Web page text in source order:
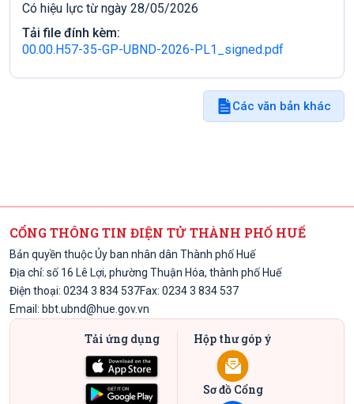
Có hiệu lực từ ngày 28/05/2026
Tải file đính kèm:
00.00.H57-35-GP-UBND-2026-PL1_signed.pdf
Các văn bản khác
CỔNG THÔNG TIN ĐIỆN TỬ THÀNH PHỐ HUẾ
Bản quyền thuộc Ủy ban nhân dân Thành phố Huế
Địa chỉ: số 16 Lê Lợi, phường Thuận Hóa, thành phố Huế
Điện thoại: 0234 3 834 537Fax: 0234 3 834 537
Email: bbt.ubnd@hue.gov.vn
Tải ứng dụng Hộp thư góp ý
Sơ đồ Cổng